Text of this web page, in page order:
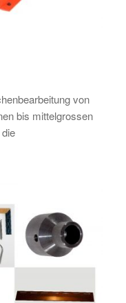
von
bis mittelgrossen